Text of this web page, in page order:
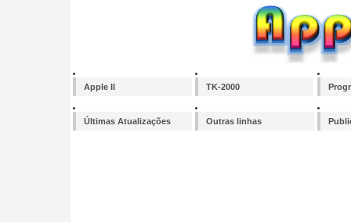
Apple II TK-2000
Últimas Atualizações Outras linhas